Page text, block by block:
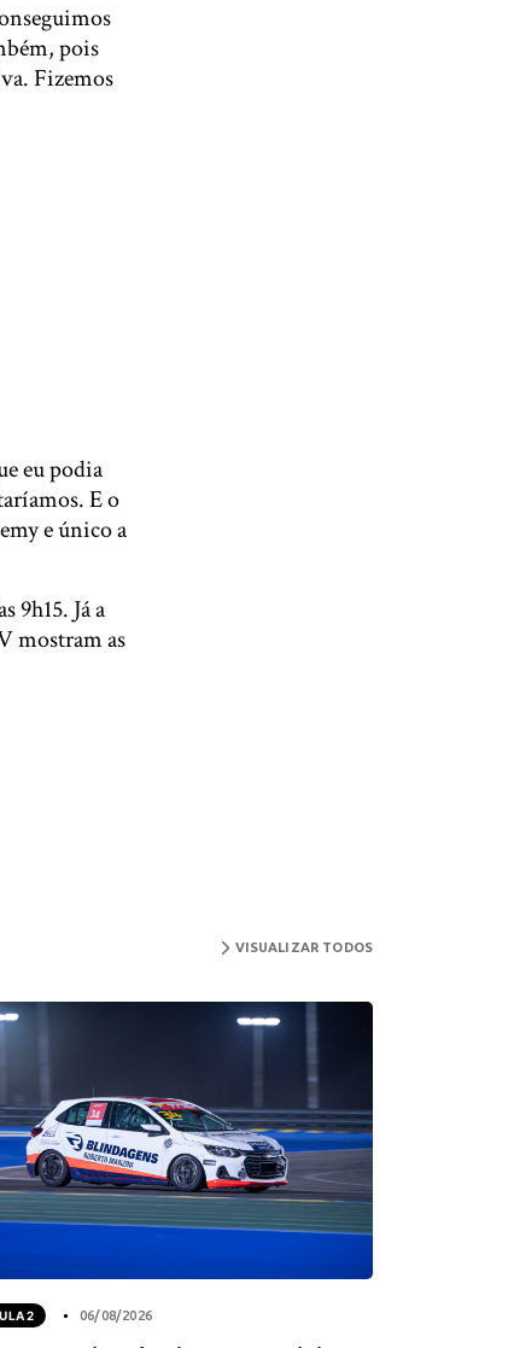
pois
Fizemos
eu podia
E o
e único a
9h15. Já a
mostram as
VISUALIZAR TODOS
2 06/08/2026